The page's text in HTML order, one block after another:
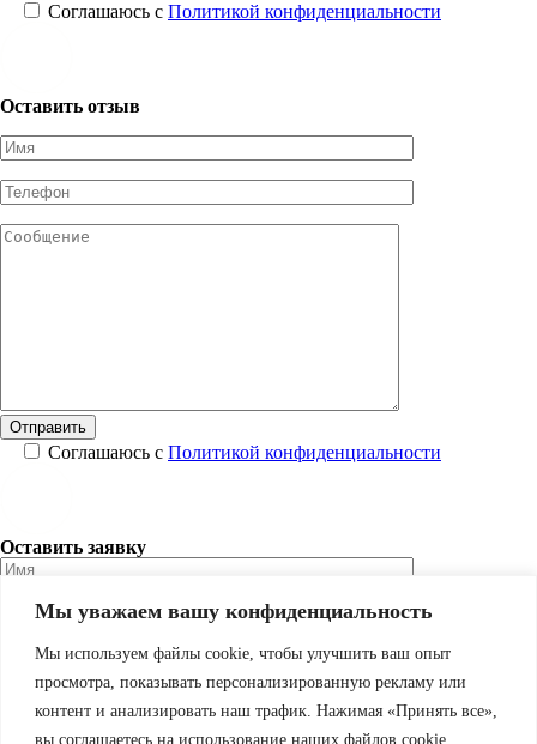
Мы уважаем вашу конфиденциальность
Мы используем файлы cookie, чтобы улучшить ваш опыт
просмотра, показывать персонализированную рекламу или
контент и анализировать наш трафик. Нажимая «Принять все»,
вы соглашаетесь на использование наших файлов cookie.
Соглашаюсь с Политикой конфиденциальности
Оставить отзыв
Соглашаюсь с Политикой конфиденциальности
Оставить заявку
Соглашаюсь с Политикой конфиденциальности
Подобрать программу